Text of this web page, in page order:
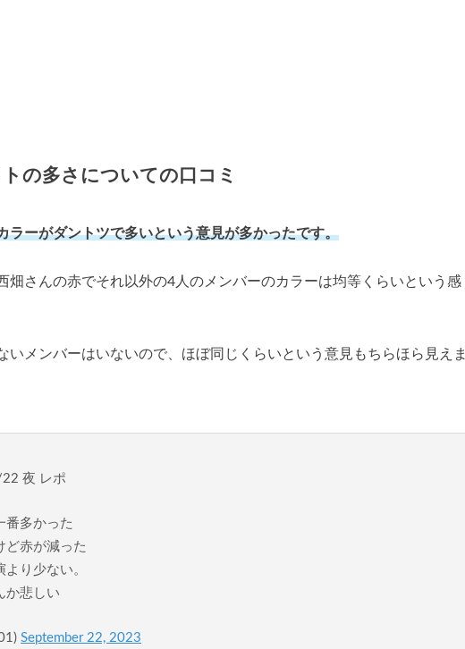
の多さについての口コミ
ラーがダントツで多いという意見が多かったです。
畑さんの赤でそれ以外の4人のメンバーのカラーは均等くらいという感
いメンバーはいないので、ほぼ同じくらいという意見もちらほら見えま
夜 レポ
番多かった
ど赤が減った
り少ない。
か悲しい
September 22, 2023